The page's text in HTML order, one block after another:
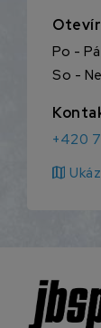
Po -
So -
+420
map